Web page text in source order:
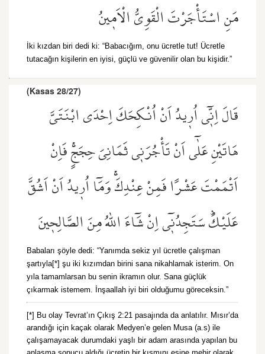
مَنِ اسْتَأْجَرْتَ الْقَوِيُّ الْاَم۪ينُ
İki kızdan biri dedi ki: “Babacığım, onu ücretle tut! Ücretle
tutacağın kişilerin en iyisi, güçlü ve güvenilir olan bu kişidir.”
(Kasas 28/27)
قَالَ اِنّ۪ٓي اُر۪يدُ اَنْ اُنْكِحَكَ اِحْدَى ابْنَتَيَّ
هَاتَيْنِ عَلٰٓى اَنْ تَأْجُرَن۪ي ثَمَانِيَ حِجَجٍۚ فَاِنْ
اَتْمَمْتَ عَشْرًا فَمِنْ عِنْدِكَۚ وَمَٓا اُر۪يدُ اَنْ اَشُقَّ
عَلَيْكَۜ سَتَجِدُن۪ٓي اِنْ شَٓاءَ اللّٰهُ مِنَ الصَّالِح۪ينَ
Babaları şöyle dedi: “Yanımda sekiz yıl ücretle çalışman
şartıyla[*] şu iki kızımdan birini sana nikahlamak isterim. On
yıla tamamlarsan bu senin ikramın olur. Sana güçlük
çıkarmak istemem. İnşaallah iyi biri olduğumu göreceksin.”
[*] Bu olay Tevrat’ın Çıkış 2:21 pasajında da anlatılır. Mısır’da
arandığı için kaçak olarak Medyen’e gelen Musa (a.s) ile
çalışamayacak durumdaki yaşlı bir adam arasında yapılan bu